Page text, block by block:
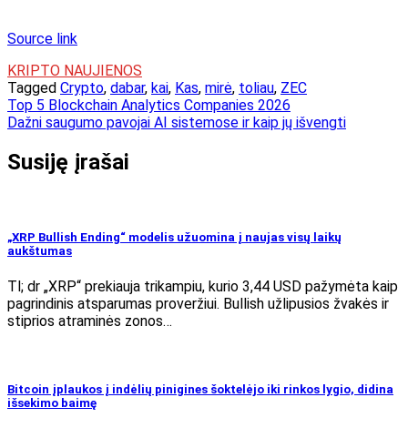
Source link
KRIPTO NAUJIENOS
Tagged Crypto, dabar, kai, Kas, mirė, toliau, ZEC
Navigacija
tarp
įrašų
Top 5 Blockchain Analytics Companies 2026
Dažni saugumo pavojai AI sistemose ir kaip jų išvengti
Susiję įrašai
„XRP Bullish Ending“ modelis užuomina į naujas visų laikų
aukštumas
Tl; dr „XRP“ prekiauja trikampiu, kurio 3,44 USD pažymėta kaip
pagrindinis atsparumas proveržiui. Bullish užlipusios žvakės ir
stiprios atraminės zonos…
Bitcoin įplaukos į indėlių pinigines šoktelėjo iki rinkos lygio, didina
išsekimo baimę